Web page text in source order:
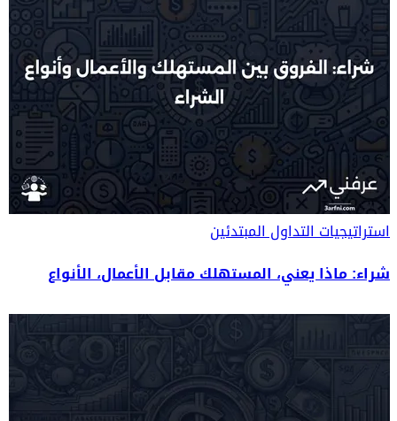
استراتيجيات التداولالمبتدئين
شراء: ماذا يعني، المستهلك مقابل الأعمال، الأنواع